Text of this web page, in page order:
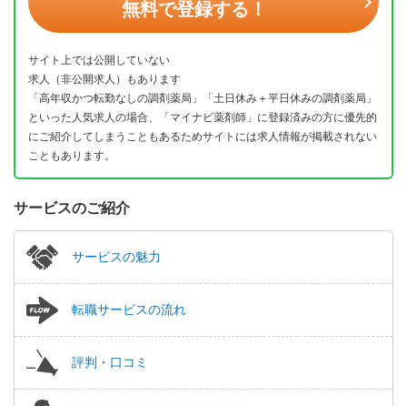
無料で登録する！
サイト上では公開していない
求人（非公開求人）もあります
「高年収かつ転勤なしの調剤薬局」「土日休み＋平日休みの調剤薬局」
といった人気求人の場合、「マイナビ薬剤師」に登録済みの方に優先的
にご紹介してしまうこともあるためサイトには求人情報が掲載されない
こともあります。
サービスのご紹介
サービスの魅力
転職サービスの流れ
評判・口コミ